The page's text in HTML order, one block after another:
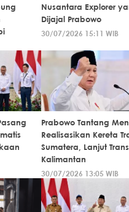
Nusantara Explorer
Dijajal Prabowo
30/07/2026 15:11 WIB
Prabowo Tantang
Realisasikan Kereta
Sumatera, Lanjut
Kalimantan
30/07/2026 13:05 WIB